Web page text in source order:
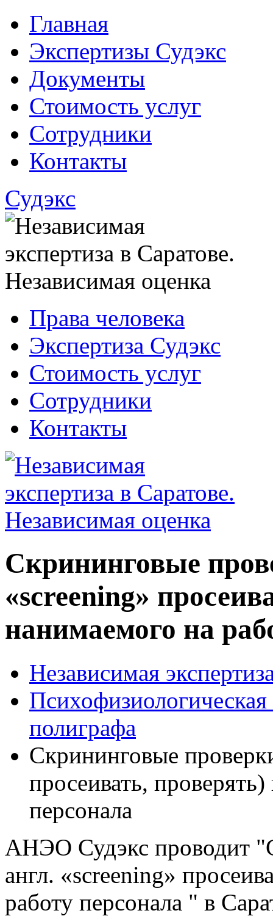
Главная
Экспертизы Судэкс
Документы
Стоимость услуг
Сотрудники
Контакты
Судэкс
Права человека
Экспертиза Судэкс
Стоимость услуг
Сотрудники
Контакты
Скрининговые
«screening»
нанимаемого на
Независимая
Психофизиологическая
полиграфа
Скрининговые
просеивать,
персонала
АНЭО Судэкс проводит
англ. «screening»
работу персонала " в